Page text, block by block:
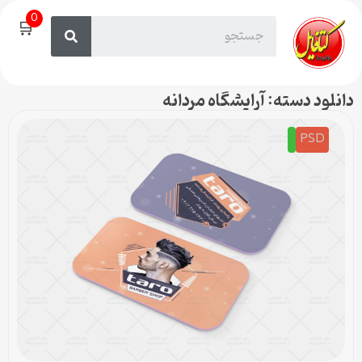
🛒0
دانلود دسته: آرایشگاه مردانه
PSD